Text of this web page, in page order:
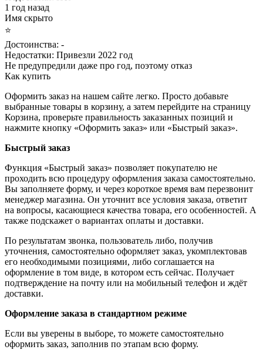
1 год назад
Имя скрыто
⭐
Достоинства: -
Недостатки: Привезли 2022 год
Не предупредили даже про год, поэтому отказ
Как купить
Оформить заказ на нашем сайте легко. Просто добавьте
выбранные товары в корзину, а затем перейдите на страницу
Корзина, проверьте правильность заказанных позиций и
нажмите кнопку «Оформить заказ» или «Быстрый заказ».
Быстрый заказ
Функция «Быстрый заказ» позволяет покупателю не
проходить всю процедуру оформления заказа самостоятельно.
Вы заполняете форму, и через короткое время вам перезвонит
менеджер магазина. Он уточнит все условия заказа, ответит
на вопросы, касающиеся качества товара, его особенностей. А
также подскажет о вариантах оплаты и доставки.
По результатам звонка, пользователь либо, получив
уточнения, самостоятельно оформляет заказ, укомплектовав
его необходимыми позициями, либо соглашается на
оформление в том виде, в котором есть сейчас. Получает
подтверждение на почту или на мобильный телефон и ждёт
доставки.
Оформление заказа в стандартном режиме
Если вы уверены в выборе, то можете самостоятельно
оформить заказ, заполнив по этапам всю форму.